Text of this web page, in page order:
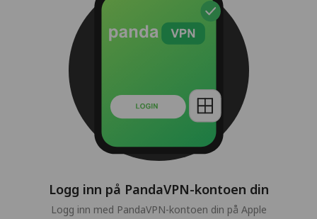
Logg inn på PandaVPN-kontoen din
Logg inn med PandaVPN-kontoen din på Apple